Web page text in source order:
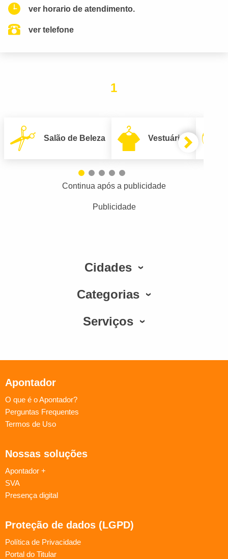
ver horario de atendimento.
ver telefone
1
Salão de Beleza Vestuário
Continua após a publicidade
Publicidade
Cidades
Categorias
Serviços
Apontador
O que é o Apontador?
Perguntas Frequentes
Termos de Uso
Nossas soluções
Apontador +
SVA
Presença digital
Proteção de dados (LGPD)
Política de Privacidade
Portal do Titular